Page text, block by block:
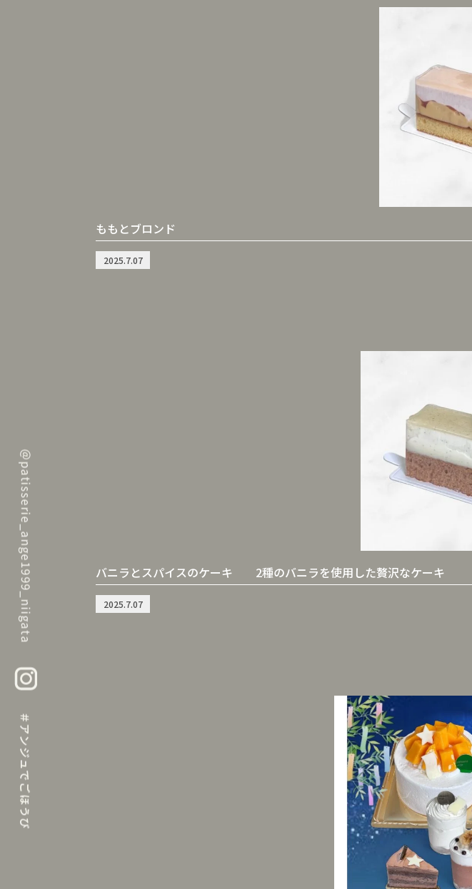
ももとブロンド
2025.7.07
バニラとスパイスのケーキ 2種のバニラを使用した贅沢なケーキ
2025.7.07